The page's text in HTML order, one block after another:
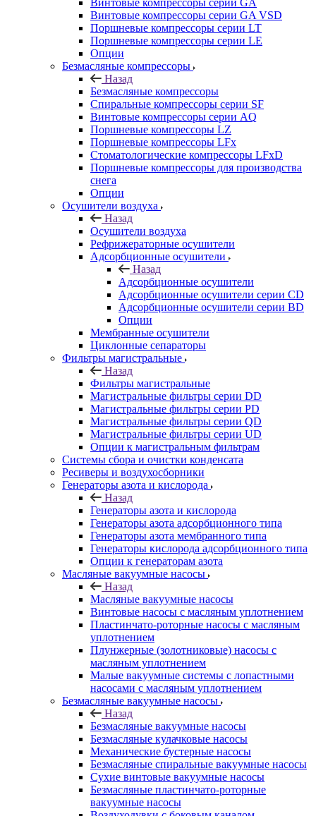
Винтовые компрессоры cерии GA
Винтовые компрессоры cерии GA VSD
Поршневые компрессоры серии LT
Поршневые компрессоры серии LE
Опции
Безмасляные компрессоры
Назад
Безмасляные компрессоры
Спиральные компрессоры серии SF
Винтовые компрессоры серии AQ
Поршневые компрессоры LZ
Поршневые компрессоры LFx
Стоматологические компрессоры LFxD
Поршневые компрессоры для производства
снега
Опции
Осушители воздуха
Назад
Осушители воздуха
Рефрижераторные осушители
Адсорбционные осушители
Назад
Адсорбционные осушители
Адсорбционные осушители серии CD
Адсорбционные осушители серии BD
Опции
Мембранные осушители
Циклонные сепараторы
Фильтры магистральные
Назад
Фильтры магистральные
Магистральные фильтры серии DD
Магистральные фильтры серии PD
Магистральные фильтры серии QD
Магистральные фильтры серии UD
Опции к магистральным фильтрам
Системы сбора и очистки конденсата
Ресиверы и воздухосборники
Генераторы азота и кислорода
Назад
Генераторы азота и кислорода
Генераторы азота адсорбционного типа
Генераторы азота мембранного типа
Генераторы кислорода адсорбционного типа
Опции к генераторам азота
Масляные вакуумные насосы
Назад
Масляные вакуумные насосы
Винтовые насосы с масляным уплотнением
Пластинчато-роторные насосы с масляным
уплотнением
Плунжерные (золотниковые) насосы с
масляным уплотнением
Малые вакуумные системы с лопастными
насосами с масляным уплотнением
Безмасляные вакуумные насосы
Назад
Безмасляные вакуумные насосы
Безмасляные кулачковые насосы
Механические бустерные насосы
Безмасляные спиральные вакуумные насосы
Сухие винтовые вакуумные насосы
Безмасляные пластинчато-роторные
вакуумные насосы